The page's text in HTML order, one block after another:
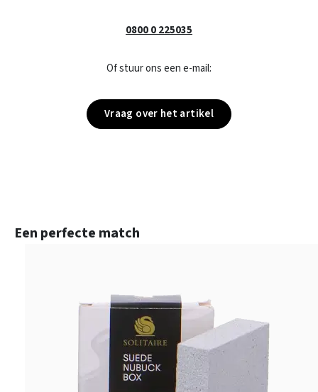
0800 0 225035
Of stuur ons een e-mail:
Vraag over het artikel
Productgalerij overslaan
Een perfecte match